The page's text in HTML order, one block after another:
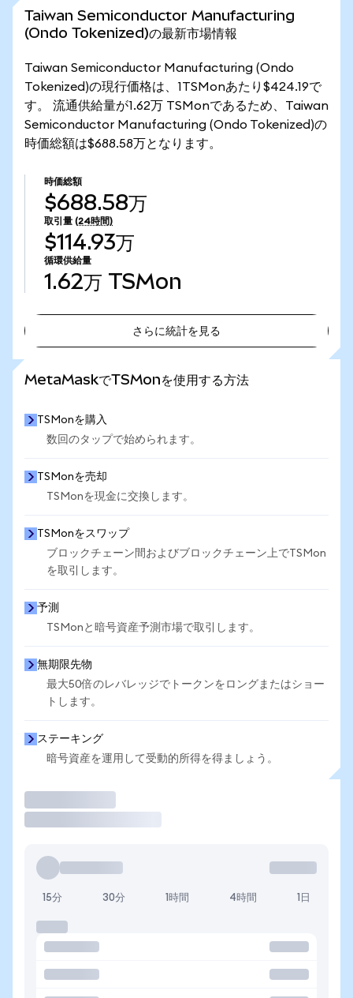
Taiwan Semiconductor Manufacturing
(Ondo Tokenized)の最新市場情報
Taiwan Semiconductor Manufacturing (Ondo
Tokenized)の現行価格は、1TSMonあたり$424.19で
す。 流通供給量が1.62万 TSMonであるため、Taiwan
Semiconductor Manufacturing (Ondo Tokenized)の
時価総額は$688.58万となります。
時価総額
$688.58万
取引量 (24時間)
$114.93万
循環供給量
1.62万 TSMon
さらに統計を見る
MetaMaskでTSMonを使用する方法
TSMonを購入
数回のタップで始められます。
TSMonを売却
TSMonを現金に交換します。
TSMonをスワップ
ブロックチェーン間およびブロックチェーン上でTSMon
を取引します。
予測
TSMonと暗号資産予測市場で取引します。
無期限先物
最大50倍のレバレッジでトークンをロングまたはショー
トします。
ステーキング
暗号資産を運用して受動的所得を得ましょう。
15分 30分 1時間 4時間 1日